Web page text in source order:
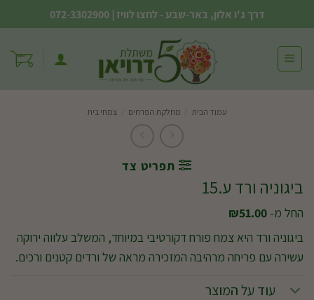
to
content
דרך ג'ו אלון, באר-שבע - לחצו לוויז |
072-3302900
עמוד הבית מחלקת הפרחים צמחי בית
תפריט צד
ביגוניה ורד ע.15
החל מ- ₪51.00
ביגוניה ורד היא צמח פורח דקורטיבי במיוחד, המשלב עלווה ירוקה
עשירה עם פריחה מרהיבה המזכירה מראה של ורדים קטנים ורכים.
עוד על המוצר